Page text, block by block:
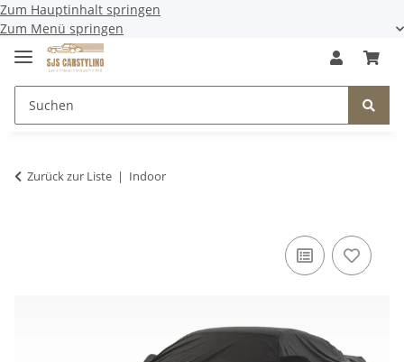
Zum Hauptinhalt springen
Zum Menü springen
Zurück zur Liste Indoor